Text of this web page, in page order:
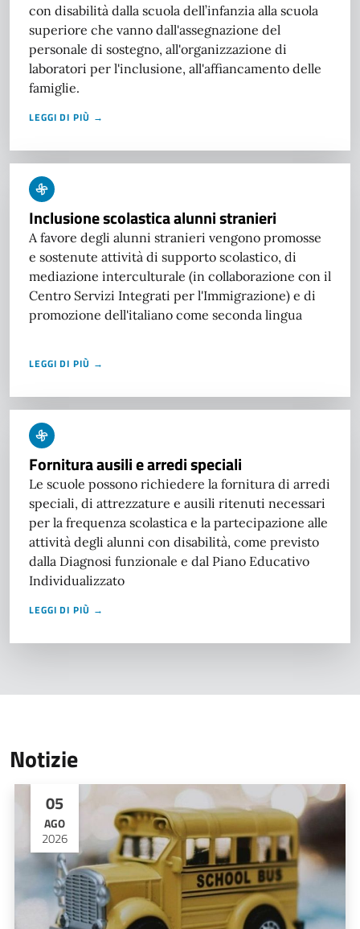
con disabilità dalla scuola dell’infanzia alla scuola
superiore che vanno dall'assegnazione del
personale di sostegno, all'organizzazione di
laboratori per l'inclusione, all'affiancamento delle
famiglie.
LEGGI DI PIÙ →
Inclusione scolastica alunni stranieri
A favore degli alunni stranieri vengono promosse
e sostenute attività di supporto scolastico, di
mediazione interculturale (in collaborazione con il
Centro Servizi Integrati per l'Immigrazione) e di
promozione dell'italiano come seconda lingua
LEGGI DI PIÙ →
Fornitura ausili e arredi speciali
Le scuole possono richiedere la fornitura di arredi
speciali, di attrezzature e ausili ritenuti necessari
per la frequenza scolastica e la partecipazione alle
attività degli alunni con disabilità, come previsto
dalla Diagnosi funzionale e dal Piano Educativo
Individualizzato
LEGGI DI PIÙ →
Notizie
05
AGO
2026